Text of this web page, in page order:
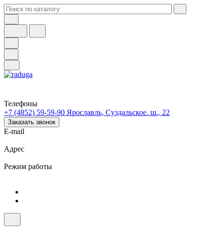
Телефоны
+7 (4852) 59-59-90 Ярославль, Суздальское. ш., 22
Заказать звонок
E-mail
Адрес
Режим работы